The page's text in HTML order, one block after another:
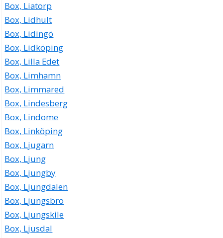
Box, Liatorp
Box, Lidhult
Box, Lidingö
Box, Lidköping
Box, Lilla Edet
Box, Limhamn
Box, Limmared
Box, Lindesberg
Box, Lindome
Box, Linköping
Box, Ljugarn
Box, Ljung
Box, Ljungby
Box, Ljungdalen
Box, Ljungsbro
Box, Ljungskile
Box, Ljusdal